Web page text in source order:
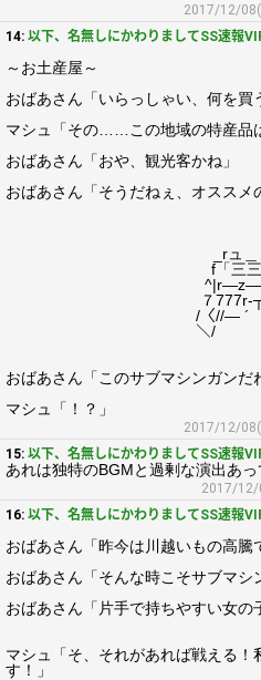
2017/12/
14: 以下、名無しにかわりましてSS速報
～お土産屋～
おばあさん「いらっしゃい、何を買
マシュ「その……この地域の特産品
おばあさん「おや、観光客かね」
おばあさん「そうだねぇ、オスス
_rュ＿＿＿＿
f「三三三三
７777r‐┬ﾏﾑ
/〈//― ´ ﾏﾑ
＼/ ﾏ
ﾏ_
おばあさん「このサブマシンガンだ
マシュ「！？」
2017/12/08(
15: 以下、名無しにかわりましてSS速報
あれは独特のBGMと過剰な演出あ
2017/12/
16: 以下、名無しにかわりましてSS速報
おばあさん「昨今は川越いもの高騰
おばあさん「そんな時こそサブマシ
おばあさん「片手で持ちやすい女の
マシュ「そ、それがあれば戦える！
す！」